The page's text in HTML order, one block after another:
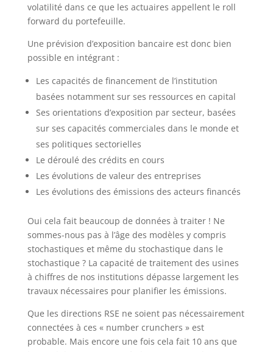
volatilité dans ce que les actuaires appellent le roll
forward du portefeuille.
Une prévision d’exposition bancaire est donc bien
possible en intégrant :
Les capacités de financement de l’institution
basées notamment sur ses ressources en capital
Ses orientations d’exposition par secteur, basées
sur ses capacités commerciales dans le monde et
ses politiques sectorielles
Le déroulé des crédits en cours
Les évolutions de valeur des entreprises
Les évolutions des émissions des acteurs financés
Oui cela fait beaucoup de données à traiter ! Ne
sommes-nous pas à l’âge des modèles y compris
stochastiques et même du stochastique dans le
stochastique ? La capacité de traitement des usines
à chiffres de nos institutions dépasse largement les
travaux nécessaires pour planifier les émissions.
Que les directions RSE ne soient pas nécessairement
connectées à ces « number crunchers » est
probable. Mais encore une fois cela fait 10 ans que